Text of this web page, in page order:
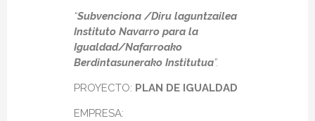
“Subvenciona /Diru laguntzailea
Instituto Navarro para la
Igualdad/Nafarroako
Berdintasunerako Institutua”.
PROYECTO: PLAN DE IGUALDAD
EMPRESA: